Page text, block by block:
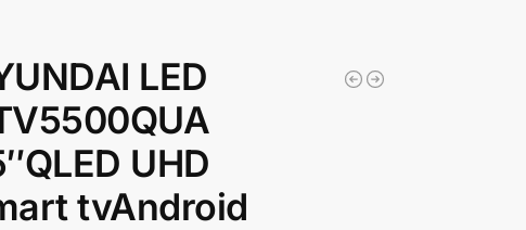
LED
UHD
tvAndroid